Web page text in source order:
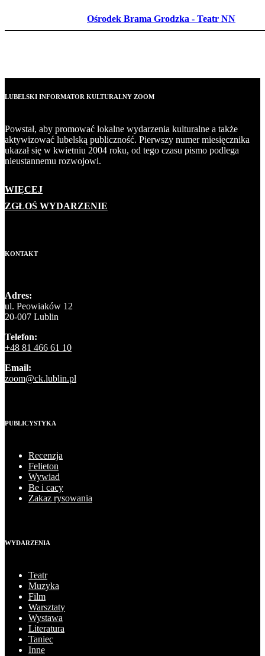
Ośrodek Brama Grodzka - Teatr NN
LUBELSKI INFORMATOR KULTURALNY ZOOM
Powstał, aby promować lokalne wydarzenia kulturalne a także
aktywizować lubelską publiczność. Pierwszy numer miesięcznika
ukazał się w kwietniu 2004 roku, od tego czasu pismo podlega
nieustannemu rozwojowi.
WIĘCEJ
ZGŁOŚ WYDARZENIE
KONTAKT
Adres:
ul. Peowiaków 12
20-007 Lublin
Telefon:
+48 81 466 61 10
Email:
zoom@ck.lublin.pl
PUBLICYSTYKA
Recenzja
Felieton
Wywiad
Be i cacy
Zakaz rysowania
WYDARZENIA
Teatr
Muzyka
Film
Warsztaty
Wystawa
Literatura
Taniec
Inne